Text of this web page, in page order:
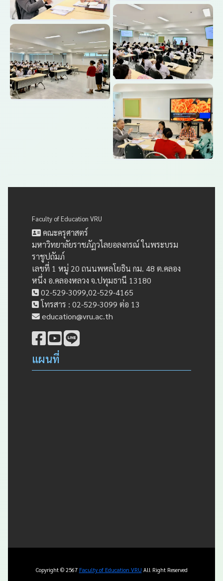
Faculty of Education VRU
คณะครุศาสตร์
มหาวิทยาลัยราชภัฏวไลยอลงกรณ์ ในพระบรม
ราชูปถัมภ์
เลขที่ 1 หมู่ 20 ถนนพหลโยธิน กม. 48 ต.คลอง
หนึ่ง อ.คลองหลวง จ.ปทุมธานี 13180
02-529-3099,02-529-4165
โทรสาร : 02-529-3099 ต่อ 13
education@vru.ac.th
แผนที่
Copyright © 2567 Faculty of Education VRU All Right Reserved